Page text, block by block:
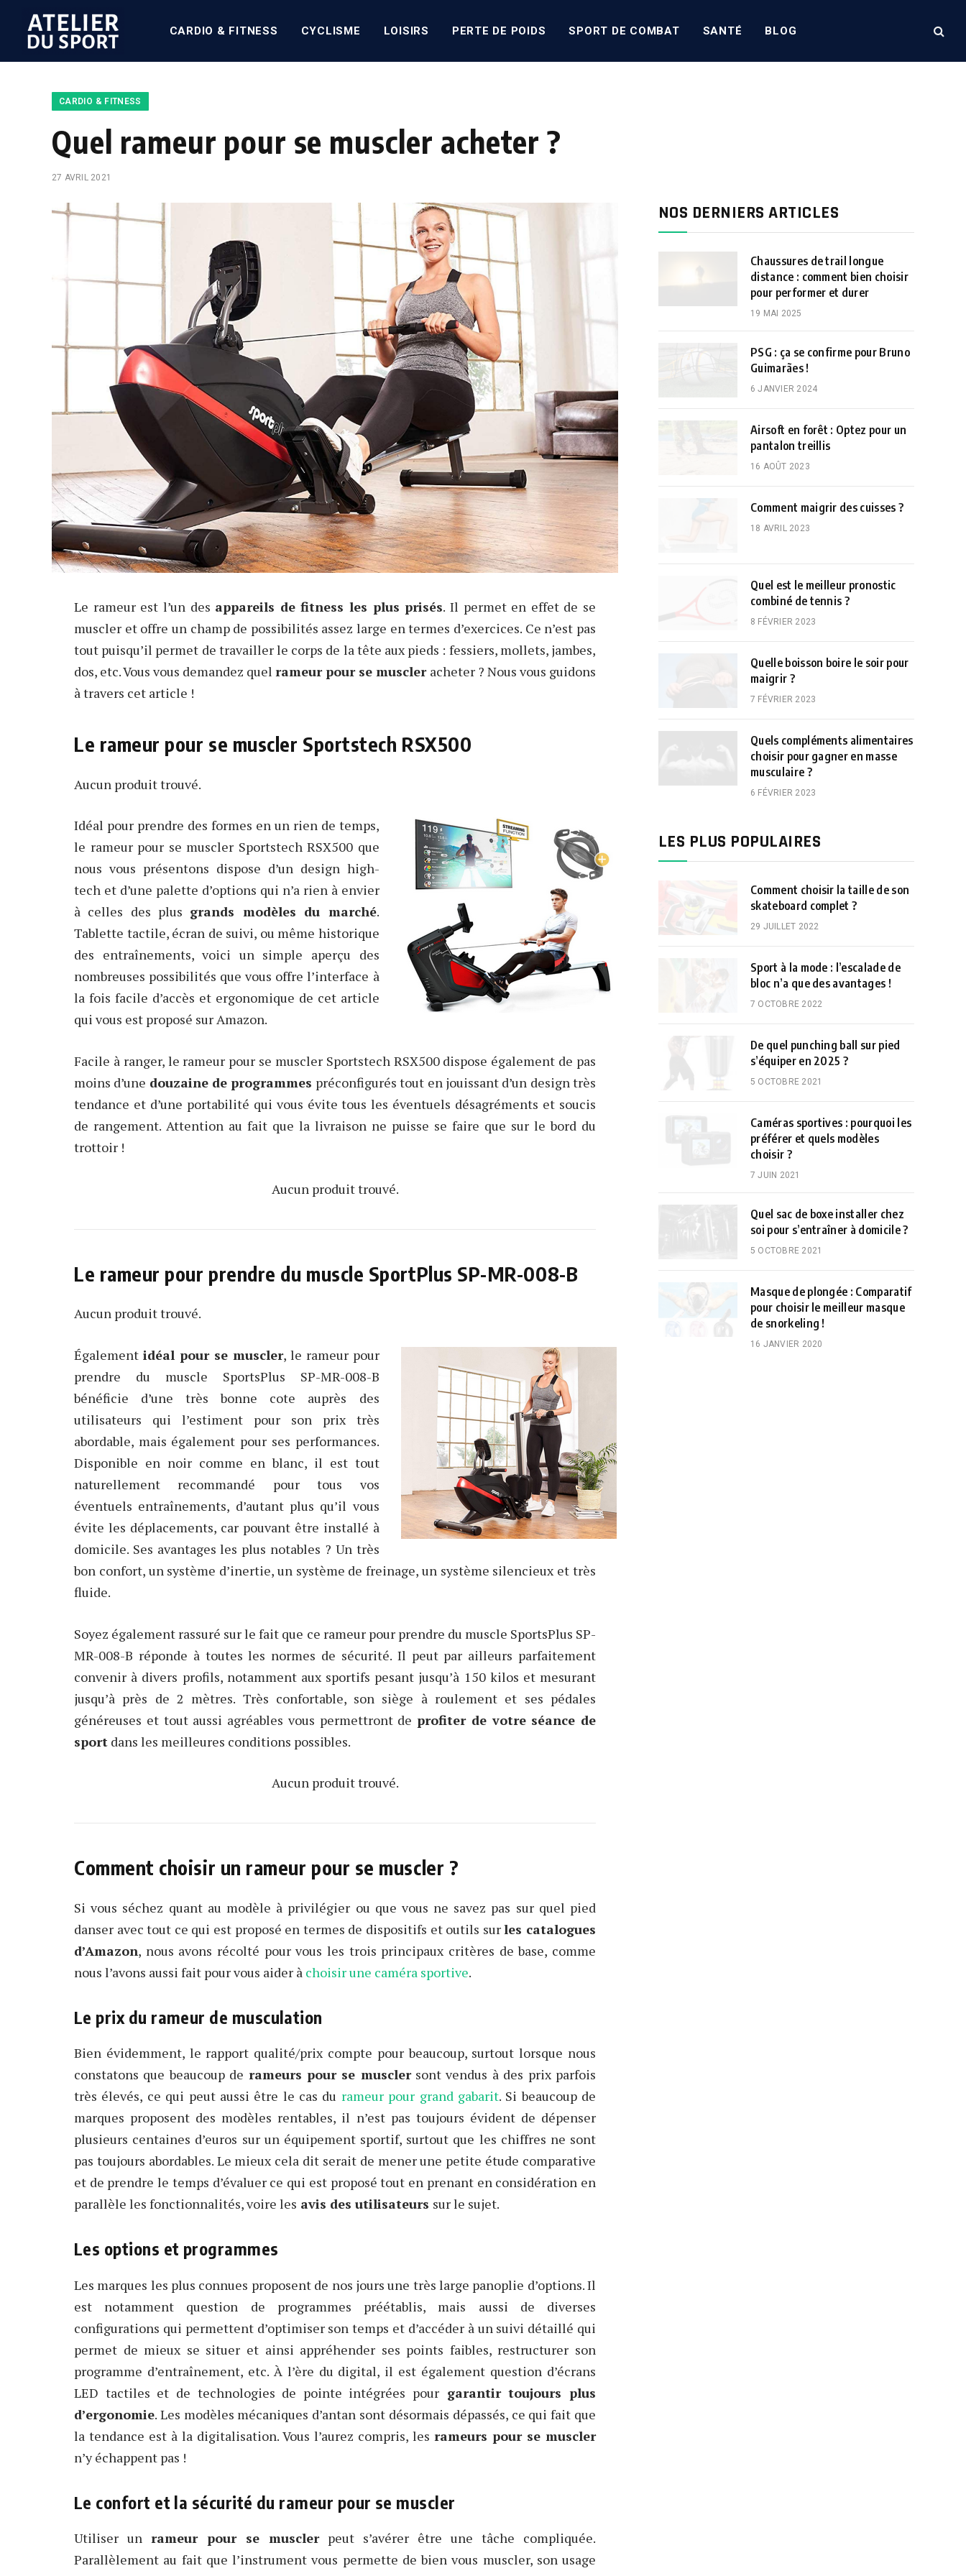
CARDIO & FITNESS CYCLISME LOISIRS PERTE DE POIDS SPORT DE COMBAT SANTÉ BLOG
CARDIO & FITNESS
Quel rameur pour se muscler acheter ?
27 AVRIL 2021
Le rameur est l’un des appareils de fitness les plus prisés. Il permet en effet de se
muscler et offre un champ de possibilités assez large en termes d’exercices. Ce n’est pas
tout puisqu’il permet de travailler le corps de la tête aux pieds : fessiers, mollets, jambes,
dos, etc. Vous vous demandez quel rameur pour se muscler acheter ? Nous vous guidons
à travers cet article !
Le rameur pour se muscler Sportstech RSX500
Aucun produit trouvé.
Idéal pour prendre des formes en un rien de temps,
le rameur pour se muscler Sportstech RSX500 que
nous vous présentons dispose d’un design high-
tech et d’une palette d’options qui n’a rien à envier
à celles des plus grands modèles du marché.
Tablette tactile, écran de suivi, ou même historique
des entraînements, voici un simple aperçu des
nombreuses possibilités que vous offre l’interface à
la fois facile d’accès et ergonomique de cet article
qui vous est proposé sur Amazon.
Facile à ranger, le rameur pour se muscler Sportstech RSX500 dispose également de pas
moins d’une douzaine de programmes préconfigurés tout en jouissant d’un design très
tendance et d’une portabilité qui vous évite tous les éventuels désagréments et soucis
de rangement. Attention au fait que la livraison ne puisse se faire que sur le bord du
trottoir !
Aucun produit trouvé.
Le rameur pour prendre du muscle SportPlus SP-MR-008-B
Aucun produit trouvé.
Également idéal pour se muscler, le rameur pour
prendre du muscle SportsPlus SP-MR-008-B
bénéficie d’une très bonne cote auprès des
utilisateurs qui l’estiment pour son prix très
abordable, mais également pour ses performances.
Disponible en noir comme en blanc, il est tout
naturellement recommandé pour tous vos
éventuels entraînements, d’autant plus qu’il vous
évite les déplacements, car pouvant être installé à
domicile. Ses avantages les plus notables ? Un très
bon confort, un système d’inertie, un système de freinage, un système silencieux et très
fluide.
Soyez également rassuré sur le fait que ce rameur pour prendre du muscle SportsPlus SP-
MR-008-B réponde à toutes les normes de sécurité. Il peut par ailleurs parfaitement
convenir à divers profils, notamment aux sportifs pesant jusqu’à 150 kilos et mesurant
jusqu’à près de 2 mètres. Très confortable, son siège à roulement et ses pédales
généreuses et tout aussi agréables vous permettront de profiter de votre séance de
sport dans les meilleures conditions possibles.
Aucun produit trouvé.
Comment choisir un rameur pour se muscler ?
Si vous séchez quant au modèle à privilégier ou que vous ne savez pas sur quel pied
danser avec tout ce qui est proposé en termes de dispositifs et outils surles catalogues
d’Amazon, nous avons récolté pour vous les trois principaux critères de base, comme
nous l’avons aussi fait pour vous aider à choisir une caméra sportive.
Le prix du rameur de musculation
Bien évidemment, le rapport qualité/prix compte pour beaucoup, surtout lorsque nous
constatons que beaucoup de rameurs pour se musclersont vendus à des prix parfois
très élevés, ce qui peut aussi être le cas du rameur pour grand gabarit. Si beaucoup de
marques proposent des modèles rentables, il n’est pas toujours évident de dépenser
plusieurs centaines d’euros sur un équipement sportif, surtout que les chiffres ne sont
pas toujours abordables. Le mieux cela dit serait de mener une petite étude comparative
et de prendre le temps d’évaluer ce qui est proposé tout en prenant en considération en
parallèle les fonctionnalités, voire les avis des utilisateurs sur le sujet.
Les options et programmes
Les marques les plus connues proposent de nos jours une très large panoplie d’options. Il
est notamment question de programmes préétablis, mais aussi de diverses
configurations qui permettent d’optimiser son temps et d’accéder à un suivi détaillé qui
permet de mieux se situer et ainsi appréhender ses points faibles, restructurer son
programme d’entraînement, etc. À l’ère du digital, il est également question d’écrans
LED tactiles et de technologies de pointe intégrées pour garantir toujours plus
d’ergonomie. Les modèles mécaniques d’antan sont désormais dépassés, ce qui fait que
la tendance est à la digitalisation. Vous l’aurez compris, les rameurs pour se muscler
n’y échappent pas !
Le confort et la sécurité du rameur pour se muscler
Utiliser un rameur pour se musclerpeut s’avérer être une tâche compliquée.
Parallèlement au fait que l’instrument vous permette de bien vous muscler, son usage
NOS DERNIERS ARTICLES
Chaussures de trail longue
distance : comment bien choisir
pour performer et durer
19 MAI 2025
PSG : ça se confirme pour Bruno
Guimarães !
6 JANVIER 2024
Airsoft en forêt : Optez pour un
pantalon treillis
16 AOÛT 2023
Comment maigrir des cuisses ?
18 AVRIL 2023
Quel est le meilleur pronostic
combiné de tennis ?
8 FÉVRIER 2023
Quelle boisson boire le soir pour
maigrir ?
7 FÉVRIER 2023
Quels compléments alimentaires
choisir pour gagner en masse
musculaire ?
6 FÉVRIER 2023
LES PLUS POPULAIRES
Comment choisir la taille de son
skateboard complet ?
29 JUILLET 2022
Sport à la mode : l’escalade de
bloc n’a que des avantages !
7 OCTOBRE 2022
De quel punching ball sur pied
s’équiper en 2025 ?
5 OCTOBRE 2021
Caméras sportives : pourquoi les
préférer et quels modèles
choisir ?
7 JUIN 2021
Quel sac de boxe installer chez
soi pour s’entraîner à domicile ?
5 OCTOBRE 2021
Masque de plongée : Comparatif
pour choisir le meilleur masque
de snorkeling !
16 JANVIER 2020